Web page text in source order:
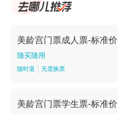
美龄宫门票成人票-标准价
随买随用
随时退 无需换票
美龄宫门票学生票-标准价